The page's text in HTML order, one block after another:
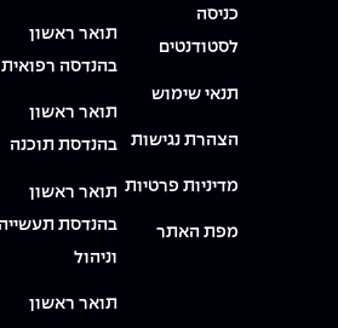
כניסה
לסטודנטים
תנאי שימוש
הצהרת נגישות
מדיניות פרטיות
מפת האתר
תואר ראשון
בהנדסה רפואית
תואר ראשון
בהנדסת תוכנה
תואר ראשון
בהנדסת
וניהול
תואר ראשון